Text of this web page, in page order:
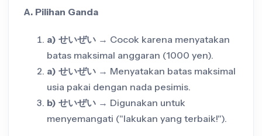
A. Pilihan Ganda
a) せいぜい → Cocok karena menyatakan
batas maksimal anggaran (1000 yen).
a) せいぜい → Menyatakan batas maksimal
usia pakai dengan nada pesimis.
b) せいぜい → Digunakan untuk
menyemangati ("lakukan yang terbaik!").